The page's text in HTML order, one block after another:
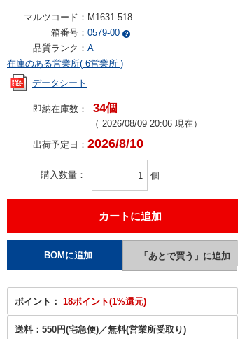
マルツコード： M1631-518
箱番号： 0579-00
品質ランク： A
在庫のある営業所( 6営業所 )
データシート
即納在庫数： 34個
（ 2026/08/09 20:06 現在）
出荷予定日： 2026/8/10
購入数量 個
ポイント： 18ポイント(1%還元)
送料： 550円(宅急便)／無料(営業所受取り)